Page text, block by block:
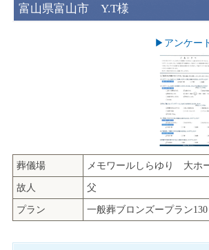
富山県富山市 Y.T様
▶︎アンケー
葬儀場 メモワールしらゆり 大ホ
故人 父
プラン 一般葬ブロンズープラン130